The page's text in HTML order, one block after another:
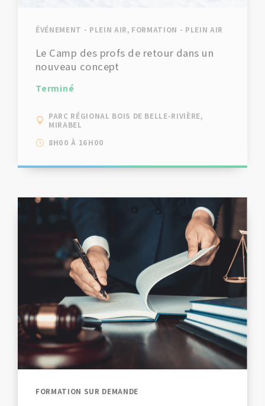
ÉVÉNEMENT - PLEIN AIR, FORMATION - PLEIN AIR
Le Camp des profs de retour dans un
nouveau concept
Terminé
PARC RÉGIONAL BOIS DE BELLE-RIVIÈRE,
MIRABEL
8H00 À 16H00
FORMATION SUR DEMANDE